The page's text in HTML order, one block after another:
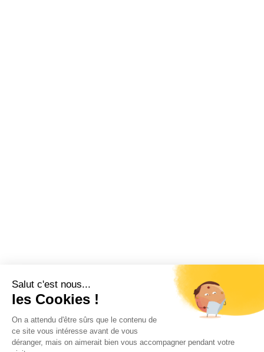
Salut c'est nous...
les Cookies !
On a attendu d'être sûrs que le contenu de
ce site vous intéresse avant de vous
déranger, mais on aimerait bien vous accompagner pendant votre